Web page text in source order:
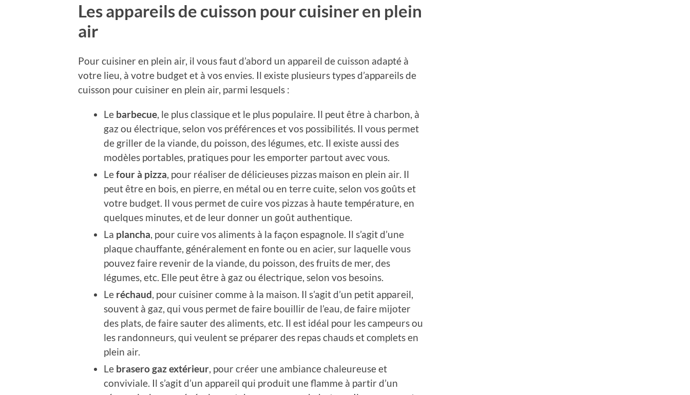
Les appareils de cuisson pour cuisiner en plein
air
Pour cuisiner en plein air, il vous faut d’abord un appareil de cuisson adapté à
votre lieu, à votre budget et à vos envies. Il existe plusieurs types d’appareils de
cuisson pour cuisiner en plein air, parmi lesquels :
Le barbecue, le plus classique et le plus populaire. Il peut être à charbon, à
gaz ou électrique, selon vos préférences et vos possibilités. Il vous permet
de griller de la viande, du poisson, des légumes, etc. Il existe aussi des
modèles portables, pratiques pour les emporter partout avec vous.
Lefour à pizza, pour réaliser de délicieuses pizzas maison en plein air. Il
peut être en bois, en pierre, en métal ou en terre cuite, selon vos goûts et
votre budget. Il vous permet de cuire vos pizzas à haute température, en
quelques minutes, et de leur donner un goût authentique.
La plancha, pour cuire vos aliments à la façon espagnole. Il s’agit d’une
plaque chauffante, généralement en fonte ou en acier, sur laquelle vous
pouvez faire revenir de la viande, du poisson, des fruits de mer, des
légumes, etc. Elle peut être à gaz ou électrique, selon vos besoins.
Le réchaud, pour cuisiner comme à la maison. Il s’agit d’un petit appareil,
souvent à gaz, qui vous permet de faire bouillir de l’eau, de faire mijoter
des plats, de faire sauter des aliments, etc. Il est idéal pour les campeurs ou
les randonneurs, qui veulent se préparer des repas chauds et complets en
plein air.
Le brasero gaz extérieur, pour créer une ambiance chaleureuse et
conviviale. Il s’agit d’un appareil qui produit une flamme à partir d’un